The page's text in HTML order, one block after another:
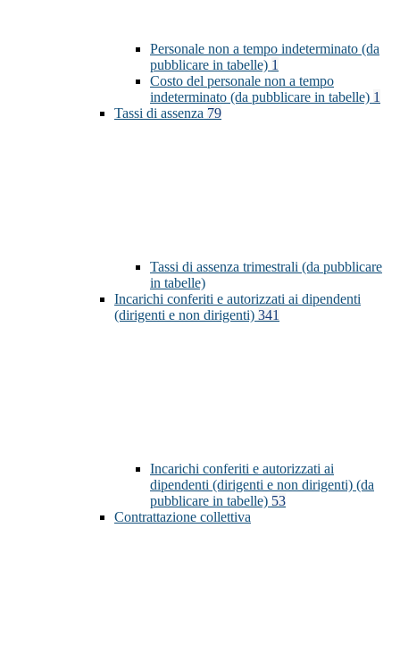
Personale non a tempo indeterminato (da
pubblicare in tabelle) 1
Costo del personale non a tempo
indeterminato (da pubblicare in tabelle) 1
Tassi di assenza 79
Tassi di assenza trimestrali (da pubblicare
in tabelle)
Incarichi conferiti e autorizzati ai dipendenti
(dirigenti e non dirigenti) 341
Incarichi conferiti e autorizzati ai
dipendenti (dirigenti e non dirigenti) (da
pubblicare in tabelle) 53
Contrattazione collettiva